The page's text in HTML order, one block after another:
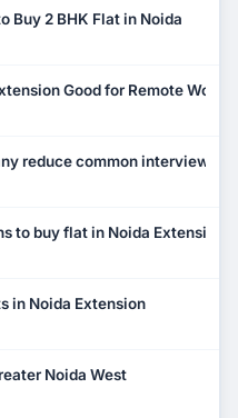
Buy 2 BHK Flat in Noida
Good for Remote Work?
reduce common interview
to buy flat in Noida Extension?
in Noida Extension
Noida West